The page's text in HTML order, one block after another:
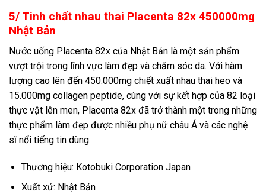
5/ Tinh chất nhau thai Placenta 82x 450000mg
Nhật Bản
Nước uống Placenta 82x của Nhật Bản là một sản phẩm
vượt trội trong lĩnh vực làm đẹp và chăm sóc da. Với hàm
lượng cao lên đến 450.000mg chiết xuất nhau thai heo và
15.000mg collagen peptide, cùng với sự kết hợp của 82 loại
thực vật lên men, Placenta 82x đã trở thành một trong những
thực phẩm làm đẹp được nhiều phụ nữ châu Á và các nghệ
sĩ nổi tiếng tin dùng.
Thương hiệu: Kotobuki Corporation Japan
Xuất xứ: Nhật Bản